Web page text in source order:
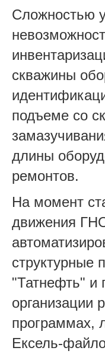
Сложностью
скважины
подъеме со
длины
ремонтов.
На момент
движения
структурные
"Татнефть" и
организации
программах,
Ексель-